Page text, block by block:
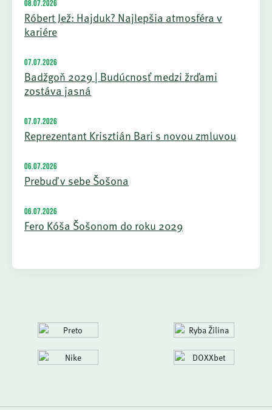
08.07.2026
Róbert Jež: Hajduk? Najlepšia atmosféra v
kariére
07.07.2026
Badžgoň 2029 | Budúcnosť medzi žrďami
zostáva jasná
07.07.2026
Reprezentant Krisztián Bari s novou zmluvou
06.07.2026
Prebuď v sebe Šošona
06.07.2026
Fero Kóša Šošonom do roku 2029